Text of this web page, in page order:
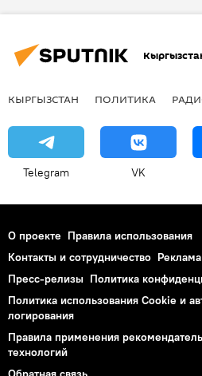
КЫРГЫЗСТАН ПОЛИТИКА
Telegram VK
О проекте Правила использования
Контакты и сотрудничество Реклама
Пресс-релизы Политика
Политика использования Cookie и
логирования
Правила применения
технологий